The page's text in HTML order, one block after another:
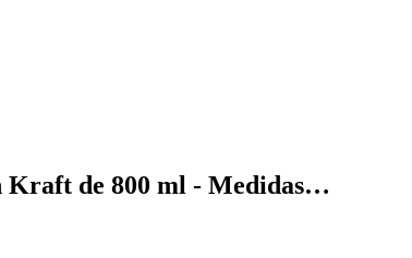
Kraft de 800 ml - Medidas…